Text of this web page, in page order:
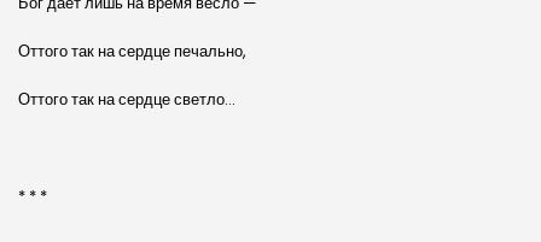
Оттого так на сердце печально,
Оттого так на сердце светло…
* * *